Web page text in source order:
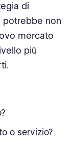
di
potrebbe non
mercato
più
o servizio?